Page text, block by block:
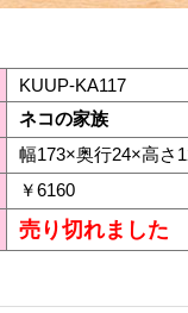
KUUP-KA117
ネコの家族
幅173×奥行24×高さ
￥6160
売り切れました